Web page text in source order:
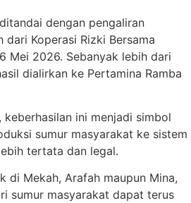
dengan pengaliran
dari Koperasi Rizki Bersama
Mei 2026. Sebanyak lebih dari
dialirkan ke Pertamina Ramba
ini menjadi simbol
sumur masyarakat ke sistem
tertata dan legal.
di Mekah, Arafah maupun Mina,
sumur masyarakat dapat terus